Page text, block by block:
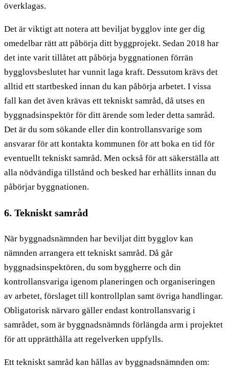
överklagas.
Det är viktigt att notera att beviljat bygglov inte ger dig
omedelbar rätt att påbörja ditt byggprojekt. Sedan 2018 har
det inte varit tillåtet att påbörja byggnationen förrän
bygglovsbeslutet har vunnit laga kraft. Dessutom krävs det
alltid ett startbesked innan du kan påbörja arbetet. I vissa
fall kan det även krävas ett tekniskt samråd, då utses en
byggnadsinspektör för ditt ärende som leder detta samråd.
Det är du som sökande eller din kontrollansvarige som
ansvarar för att kontakta kommunen för att boka en tid för
eventuellt tekniskt samråd. Men också för att säkerställa att
alla nödvändiga tillstånd och besked har erhållits innan du
påbörjar byggnationen.
6. Tekniskt samråd
När byggnadsnämnden har beviljat ditt bygglov kan
nämnden arrangera ett tekniskt samråd. Då går
byggnadsinspektören, du som byggherre och din
kontrollansvariga igenom planeringen och organiseringen
av arbetet, förslaget till kontrollplan samt övriga handlingar.
Obligatorisk närvaro gäller endast kontrollansvarig i
samrådet, som är byggnadsnämnds förlängda arm i projektet
för att upprätthålla att regelverken uppfylls.
Ett tekniskt samråd kan hållas av byggnadsnämnden om: